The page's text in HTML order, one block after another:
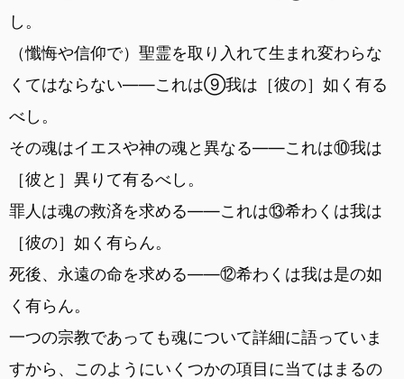
し。
（懺悔や信仰で）聖霊を取り入れて生まれ変わらな
くてはならない――これは⑨我は［彼の］如く有る
べし。
その魂はイエスや神の魂と異なる――これは⑩我は
［彼と］異りて有るべし。
罪人は魂の救済を求める――これは⑬希わくは我は
［彼の］如く有らん。
死後、永遠の命を求める――⑫希わくは我は是の如
く有らん。
一つの宗教であっても魂について詳細に語っていま
すから、このようにいくつかの項目に当てはまるの